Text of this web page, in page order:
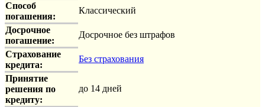
Способ
погашения:
Классический
Досрочное
погашение:
Досрочное без штрафов
Страхование
кредита:
Без страхования
Принятие
решения по
кредиту:
до 14 дней